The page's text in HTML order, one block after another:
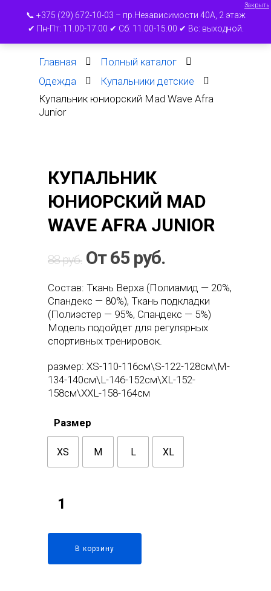
выхода
Главная
Полный каталог
Одежда
Купальники детские
Купальник юниорский Mad Wave Afra
Junior
КУПАЛЬНИК
ЮНИОРСКИЙ MAD
WAVE AFRA JUNIOR
88руб. От65 руб.
Состав: Ткань Верха (Полиамид — 20%,
Спандекс — 80%), Ткань подкладки
(Полиэстер — 95%, Спандекс — 5%)
Модель подойдет для регулярных
спортивных тренировок.
размер: XS-110-116см\S-122-128см\M-
134-140см\L-146-152см\XL-152-
158см\XXL-158-164см
Размер
XS M L XL
В корзину
📞 +375 (29) 672-10-03 – пр.Независимости 40А, 2 этаж
✔ Пн-Пт: 11.00-17.00 ✔ Сб: 11.00-15.00 ✔ Вс: выходной.
Закрыть